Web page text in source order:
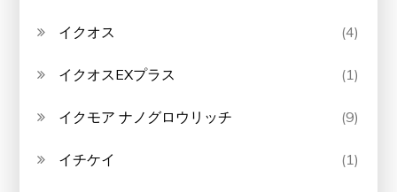
イクオス (4)
イクオスEXプラス (1)
イクモア ナノグロウリッチ (9)
イチケイ (1)